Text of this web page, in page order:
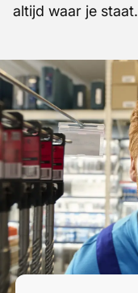
altijd waar je staat.